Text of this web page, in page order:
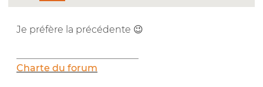
Je préfère la précédente 😉
Charte du forum